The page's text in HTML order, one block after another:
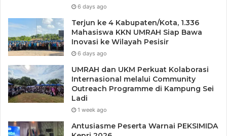
6 days ago
Terjun ke 4 Kabupaten/Kota, 1.336
Mahasiswa KKN UMRAH Siap Bawa
Inovasi ke Wilayah Pesisir
6 days ago
UMRAH dan UKM Perkuat Kolaborasi
Internasional melalui Community
Outreach Programme di Kampung Sei
Ladi
1 week ago
Antusiasme Peserta Warnai PEKSIMIDA